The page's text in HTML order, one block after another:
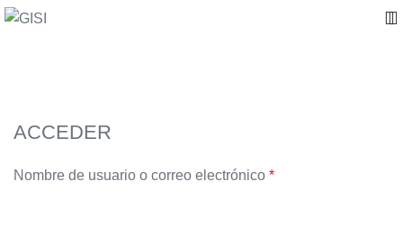
ACCEDER
Nombre de usuario o correo electrónico *